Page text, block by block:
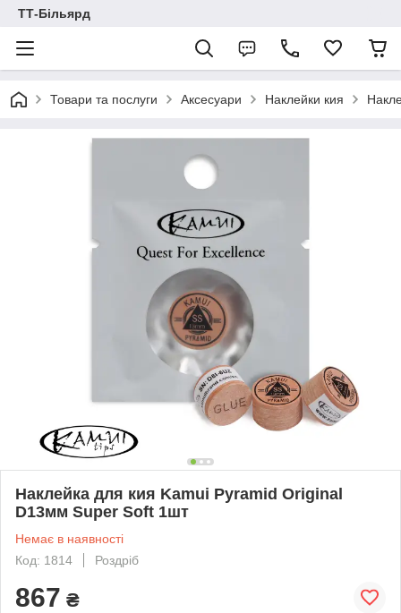
ТТ-Більярд
Товари та послуги Аксесуари Наклейки кия
Наклейка для кия Kamui Pyramid Original
D13мм Super Soft 1шт
Немає в наявності
Код: 1814
Роздріб
867 ₴